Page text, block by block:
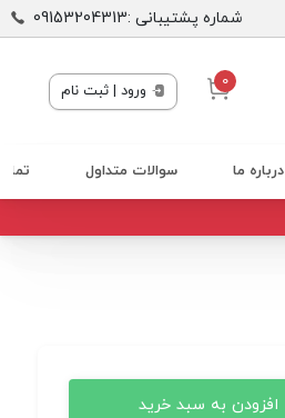
شماره پشتیبانی :09153204313
0 ورود | ثبت نام
درباره ما سوالات متداول
افزودن به سبد خرید